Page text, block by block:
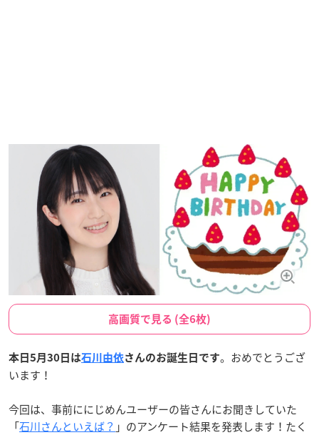
高画質で見る (全6枚)
本日5月30日は石川由依さんのお誕生日です。おめでとうござ
います！
今回は、事前ににじめんユーザーの皆さんにお聞きしていた
「石川さんといえば？ 」のアンケート結果を発表します！たく